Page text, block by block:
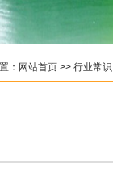
： 网站首页 >> 行业常识